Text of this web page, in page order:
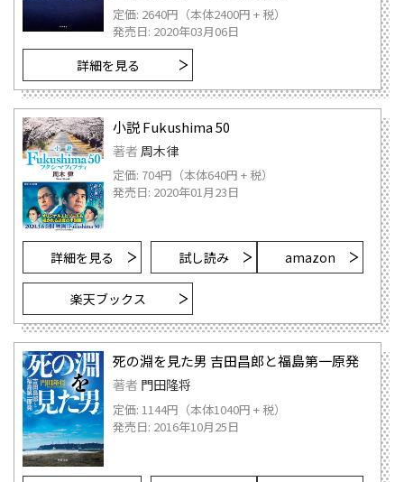
定価: 2640円（本体2400円 + 税）
発売日: 2020年03月06日
詳細を見る
小説 Fukushima 50
著者 周木律
定価: 704円（本体640円 + 税）
発売日: 2020年01月23日
詳細を見る 試し読み amazon
楽天ブックス
死の淵を見た男 吉田昌郎と福島第一原発
著者 門田隆将
定価: 1144円（本体1040円 + 税）
発売日: 2016年10月25日